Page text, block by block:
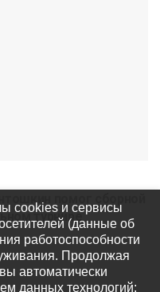
помог сборной
турнире
cookies и сервисы
(данные об
работоспособности
Продолжая
автоматически
данных технологий: